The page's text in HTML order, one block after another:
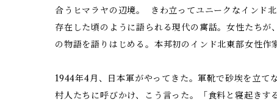
合うヒマラヤの辺境。 きわ立ってユニークなインド
存在した頃のように語られる現代の寓話。女性たち
の物語を語りはじめる。本邦初のインド北東部女性作
1944年4月、日本軍がやってきた。軍靴で砂埃を立て
村人たちに呼びかけ、こう言った。「食料と寝起きす